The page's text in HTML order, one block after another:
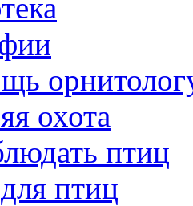
охота
птиц
птиц